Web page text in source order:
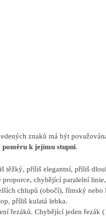
znaků má být
poměru k jejímu stupni.
těžký, příliš elegantní, příliš
proporce, chybějící paralelní
chlupů (obočí), římský
příliš kulatá lebka.
řezáků. Chybějící jeden řezák